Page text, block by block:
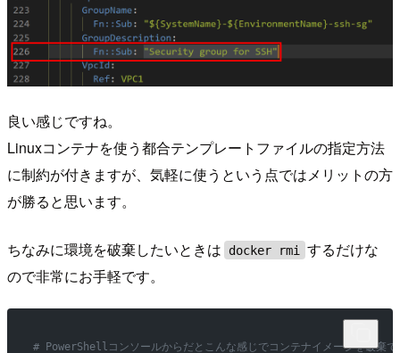
良い感じですね。
Linuxコンテナを使う都合テンプレートファイルの指定方法
に制約が付きますが、気軽に使うという点ではメリットの方
が勝ると思います。
ちなみに環境を破棄したいときは docker rmi
するだけな
ので非常にお手軽です。
# PowerShellコンソールからだとこんな感じでコンテナイメージを破棄で